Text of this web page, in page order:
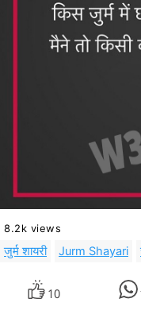
8.2k views
जुर्म शायरी Jurm Shayari
10